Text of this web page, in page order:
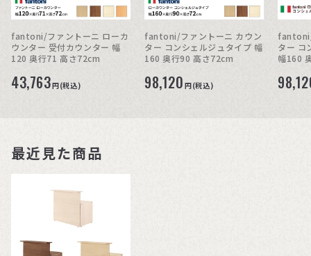
fantoni/ファントーニ ローカ
ウンター 受付カウンター 幅
120 奥行71 高さ72cm
43,763円(税込)
fantoni/ファントーニ カウン
ター コンシェルジュタイプ 幅
160 奥行90 高さ72cm
98,120 円(税込)
ター コ
幅160
最近見た商品